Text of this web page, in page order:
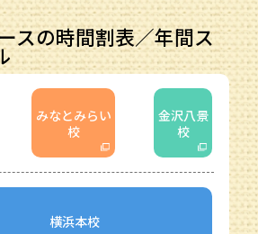
スの時間割表／年間ス
みなとみらい
校
金沢八景
校
横浜本校